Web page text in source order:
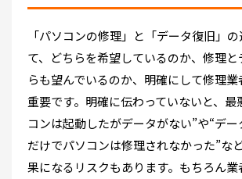
「パソコンの修理」と「データ復旧」
て、どちらを希望しているのか、修理と
らも望んでいるのか、明確にして修理
重要です。明確に伝わっていないと、最
コンは起動したがデータがない”や“デ
だけでパソコンは修理されなかった”な
果になるリスクもあります。もちろん